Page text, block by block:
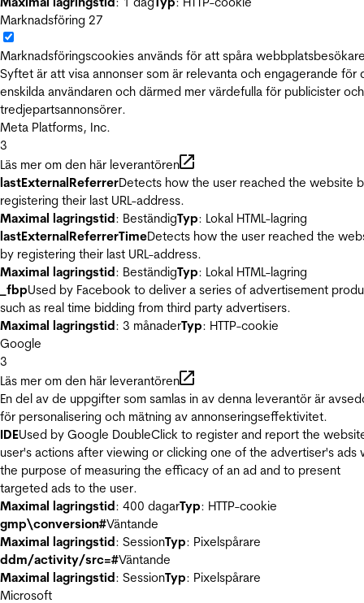
Marknadsföring 27
Marknadsföringscookies används för att spåra
Syftet är att visa annonser som är relevanta och engagerande för
enskilda användaren och därmed mer värdefulla för publicister och
tredjepartsannonsörer.
Meta Platforms, Inc.
3
Läs mer om den här leverantören
lastExternalReferrerDetects how the user reached the website
registering their last URL-address.
Maximal lagringstid: BeständigTyp: Lokal HTML-lagring
lastExternalReferrerTimeDetects how the user reached the
by registering their last URL-address.
Maximal lagringstid: BeständigTyp: Lokal HTML-lagring
_fbpUsed by Facebook to deliver a series of advertisement
such as real time bidding from third party advertisers.
Maximal lagringstid: 3 månaderTyp: HTTP-cookie
Google
3
Läs mer om den här leverantören
En del av de uppgifter som samlas in av denna leverantör är
för personalisering och mätning av annonseringseffektivitet.
IDEUsed by Google DoubleClick to register and report the
user's actions after viewing or clicking one of the advertiser's ads
the purpose of measuring the efficacy of an ad and to present
targeted ads to the user.
Maximal lagringstid: 400 dagarTyp: HTTP-cookie
gmp\conversion#Väntande
Maximal lagringstid: SessionTyp: Pixelspårare
ddm/activity/src=#Väntande
Maximal lagringstid: SessionTyp: Pixelspårare
Microsoft